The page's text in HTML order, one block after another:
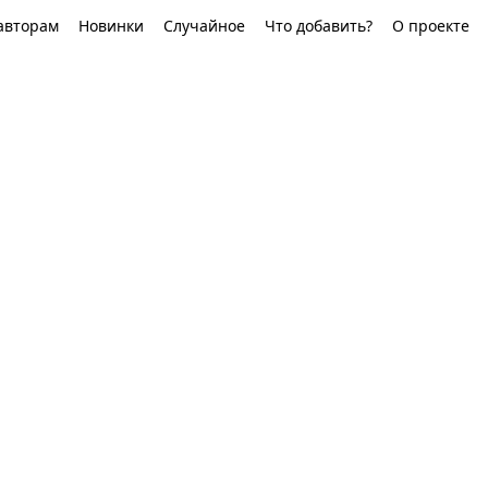
Новинки Случайное Что добавить? О проекте